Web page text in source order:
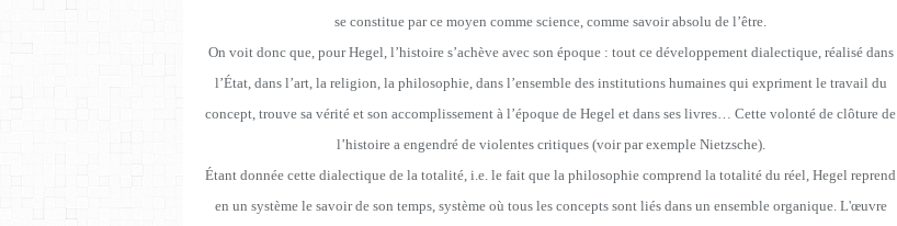
se constitue par ce moyen comme science, comme savoir absolu de l’être.
On voit donc que, pour Hegel, l’histoire s’achève avec son époque : tout ce développement dialectique, réalisé dans
l’État, dans l’art, la religion, la philosophie, dans l’ensemble des institutions humaines qui expriment le travail du
concept, trouve sa vérité et son accomplissement à l’époque de Hegel et dans ses livres… Cette volonté de clôture de
l’histoire a engendré de violentes critiques (voir par exemple Nietzsche).
Étant donnée cette dialectique de la totalité, i.e. le fait que la philosophie comprend la totalité du réel, Hegel reprend
en un système le savoir de son temps, système où tous les concepts sont liés dans un ensemble organique. L'œuvre